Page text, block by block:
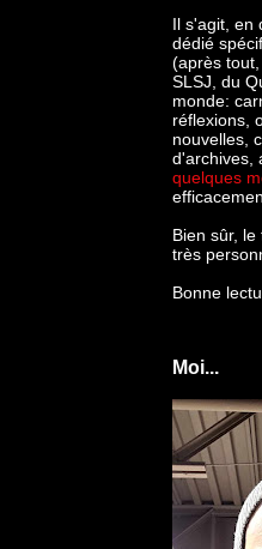
Il s'agit, en
dédié
(après
SLSJ, du
monde: c
réflexions,
nouvelles,
d'archives,
quelques
Bien sûr,
très
Bonne
Moi...